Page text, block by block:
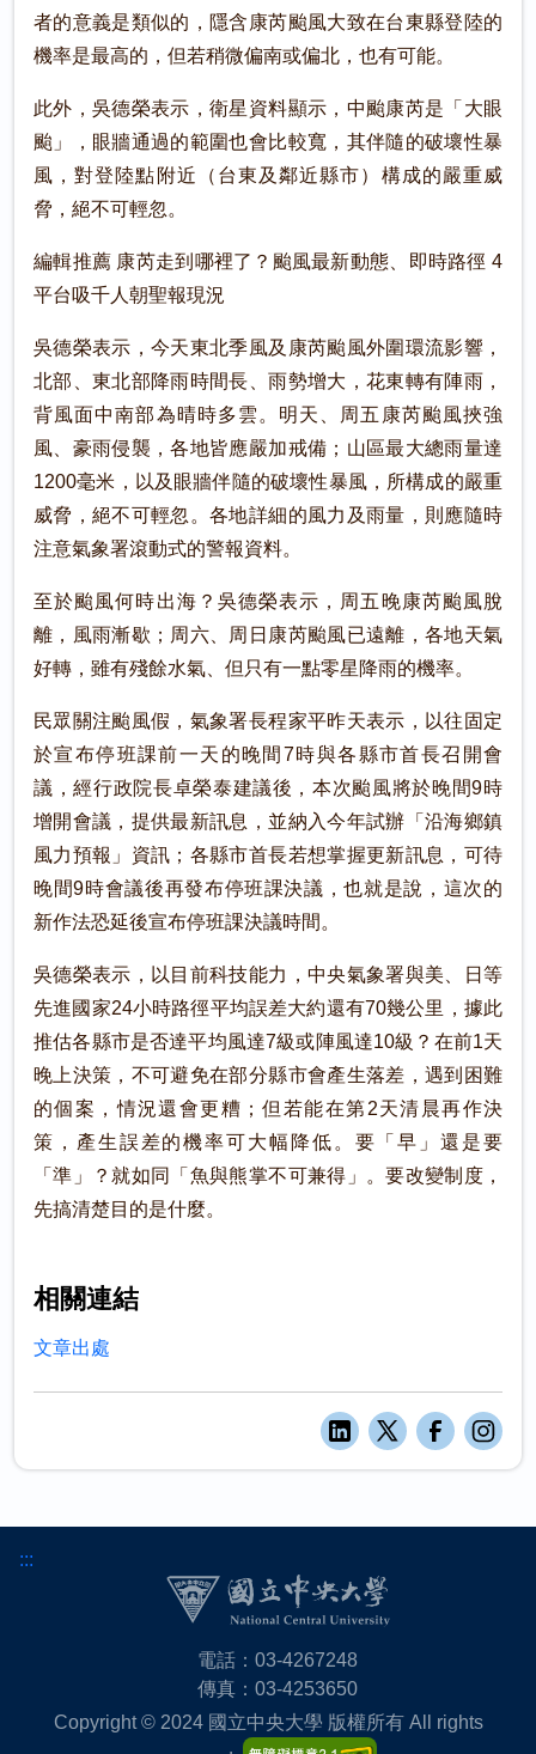
者的意義是類似的，隱含康芮颱風大致在台東縣登陸的
機率是最高的，但若稍微偏南或偏北，也有可能。
此外，吳德榮表示，衛星資料顯示，中颱康芮是「大眼
颱」，眼牆通過的範圍也會比較寬，其伴隨的破壞性暴
風，對登陸點附近（台東及鄰近縣市）構成的嚴重威
脅，絕不可輕忽。
編輯推薦 康芮走到哪裡了？颱風最新動態、即時路徑 4
平台吸千人朝聖報現況
吳德榮表示，今天東北季風及康芮颱風外圍環流影響，
北部、東北部降雨時間長、雨勢增大，花東轉有陣雨，
背風面中南部為晴時多雲。明天、周五康芮颱風挾強
風、豪雨侵襲，各地皆應嚴加戒備；山區最大總雨量達
1200毫米，以及眼牆伴隨的破壞性暴風，所構成的嚴重
威脅，絕不可輕忽。各地詳細的風力及雨量，則應隨時
注意氣象署滾動式的警報資料。
至於颱風何時出海？吳德榮表示，周五晚康芮颱風脫
離，風雨漸歇；周六、周日康芮颱風已遠離，各地天氣
好轉，雖有殘餘水氣、但只有一點零星降雨的機率。
民眾關注颱風假，氣象署長程家平昨天表示，以往固定
於宣布停班課前一天的晚間7時與各縣市首長召開會
議，經行政院長卓榮泰建議後，本次颱風將於晚間9時
增開會議，提供最新訊息，並納入今年試辦「沿海鄉鎮
風力預報」資訊；各縣市首長若想掌握更新訊息，可待
晚間9時會議後再發布停班課決議，也就是說，這次的
新作法恐延後宣布停班課決議時間。
吳德榮表示，以目前科技能力，中央氣象署與美、日等
先進國家24小時路徑平均誤差大約還有70幾公里，據此
推估各縣市是否達平均風達7級或陣風達10級？在前1天
晚上決策，不可避免在部分縣市會產生落差，遇到困難
的個案，情況還會更糟；但若能在第2天清晨再作決
策，產生誤差的機率可大幅降低。要「早」還是要
「準」？就如同「魚與熊掌不可兼得」。要改變制度，
先搞清楚目的是什麼。
相關連結
文章出處
:::
電話：03-4267248
傳真：03-4253650
Copyright © 2024 國立中央大學 版權所有 All rights